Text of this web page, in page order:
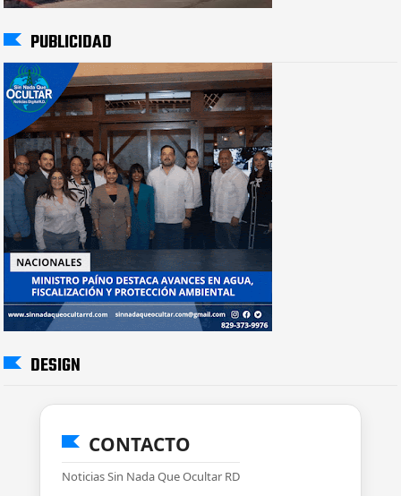
PUBLICIDAD
DESIGN
CONTACTO
Noticias Sin Nada Que Ocultar RD